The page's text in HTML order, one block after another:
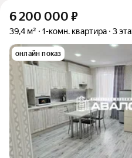
6 200 000 ₽
39,4 м² 1-комн. квартира 3
онлайн показ